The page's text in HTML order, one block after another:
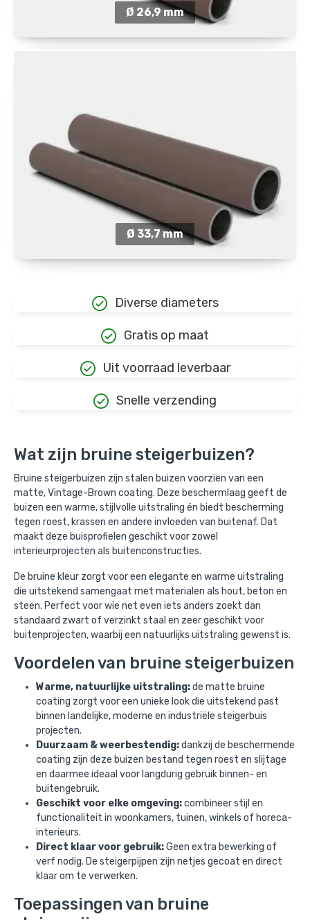
Ø 26,9 mm
Ø 33,7 mm
Diverse diameters
Gratis op maat
Uit voorraad leverbaar
Snelle verzending
Wat zijn bruine steigerbuizen?
Bruine steigerbuizen zijn stalen buizen voorzien van een
matte, Vintage-Brown coating. Deze beschermlaag geeft de
buizen een warme, stijlvolle uitstraling én biedt bescherming
tegen roest, krassen en andere invloeden van buitenaf. Dat
maakt deze buisprofielen geschikt voor zowel
interieurprojecten als buitenconstructies.
De bruine kleur zorgt voor een elegante en warme uitstraling
die uitstekend samengaat met materialen als hout, beton en
steen. Perfect voor wie net even iets anders zoekt dan
standaard zwart of verzinkt staal en zeer geschikt voor
buitenprojecten, waarbij een natuurlijks uitstraling gewenst is.
Voordelen van bruine steigerbuizen
Warme, natuurlijke uitstraling:de matte bruine
coating zorgt voor een unieke look die uitstekend past
binnen landelijke, moderne en industriële steigerbuis
projecten.
Duurzaam & weerbestendig:dankzij de beschermende
coating zijn deze buizen bestand tegen roest en slijtage
en daarmee ideaal voor langdurig gebruik binnen- en
buitengebruik.
Geschikt voor elke omgeving:combineer stijl en
functionaliteit in woonkamers, tuinen, winkels of horeca-
interieurs.
Direct klaar voor gebruik:Geen extra bewerking of
verf nodig. De steigerpijpen zijn netjes gecoat en direct
klaar om te verwerken.
Toepassingen van bruine